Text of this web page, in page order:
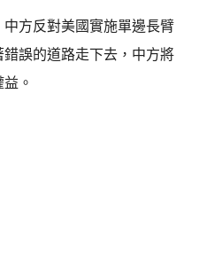
方反對美國實施單邊長臂
誤的道路走下去，中方將
。